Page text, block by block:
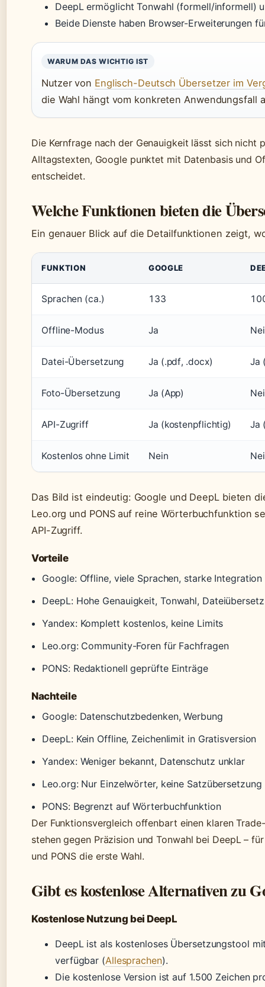
DeepL ermöglicht Tonwahl (formell/informell)
Beide Dienste haben Browser-Erweiterungen
WARUM DAS WICHTIG IST
Nutzer von Englisch-Deutsch Übersetzer im
die Wahl hängt vom konkreten Anwendungsfall
Die Kernfrage nach der Genauigkeit lässt sich nicht
Alltagstexten, Google punktet mit Datenbasis und
entscheidet.
Welche Funktionen bieten die
Ein genauer Blick auf die Detailfunktionen zeigt,
FUNKTION GOOGLE
Sprachen (ca.) 133
Offline-Modus Ja
Datei-Übersetzung Ja (.pdf, .docx) Ja
Foto-Übersetzung Ja (App)
API-Zugriff Ja (kostenpflichtig) Ja
Kostenlos ohne Limit Nein
Das Bild ist eindeutig: Google und DeepL bieten
Leo.org und PONS auf reine Wörterbuchfunktion
API-Zugriff.
Vorteile
Google: Offline, viele Sprachen, starke Integration
DeepL: Hohe Genauigkeit, Tonwahl,
Yandex: Komplett kostenlos, keine Limits
Leo.org: Community-Foren für Fachfragen
PONS: Redaktionell geprüfte Einträge
Nachteile
Google: Datenschutzbedenken, Werbung
DeepL: Kein Offline, Zeichenlimit in Gratisversion
Yandex: Weniger bekannt, Datenschutz unklar
Leo.org: Nur Einzelwörter, keine Satzübersetzung
PONS: Begrenzt auf Wörterbuchfunktion
Der Funktionsvergleich offenbart einen klaren
stehen gegen Präzision und Tonwahl bei DeepL –
und PONS die erste Wahl.
Gibt es kostenlose Alternativen zu
Kostenlose Nutzung bei DeepL
DeepL ist als kostenloses Übersetzungstool
verfügbar (Allesprachen).
Die kostenlose Version ist auf 1.500 Zeichen